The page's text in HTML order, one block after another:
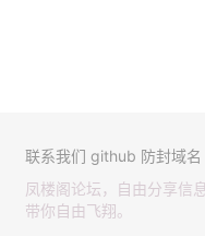
联系我们 github 防封域名
凤楼阁论坛，自由分享信
带你自由飞翔。